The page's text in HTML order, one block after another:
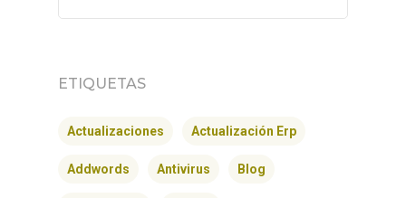
ETIQUETAS
Actualizaciones Actualización Erp
Addwords Antivirus Blog